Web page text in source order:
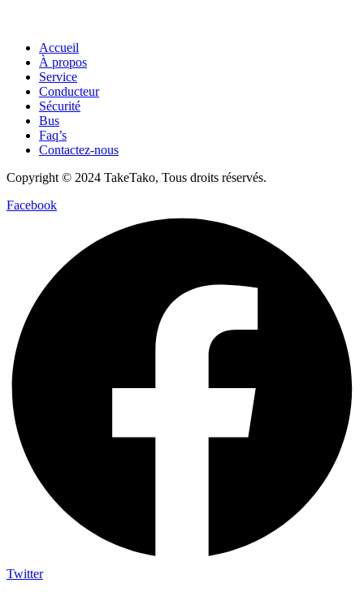
Accueil
À propos
Service
Conducteur
Sécurité
Bus
Faq’s
Contactez-nous
Copyright © 2024 TakeTako, Tous droits réservés.
Facebook
Twitter